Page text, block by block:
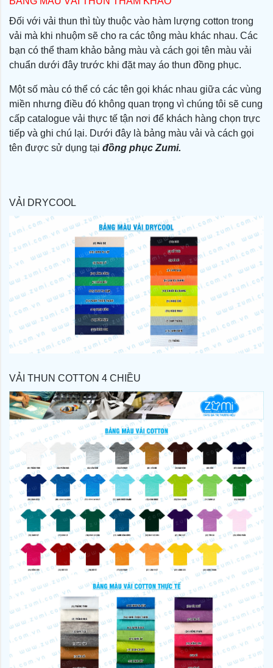
Đối với vải thun thì tùy thuộc vào hàm lượng cotton trong
vải mà khi nhuộm sẽ cho ra các tông màu khác nhau. Các
bạn có thể tham khảo bảng màu và cách gọi tên màu vải
chuẩn dưới đây trước khi đặt may áo thun đồng phục.
Một số màu có thể có các tên gọi khác nhau giữa các vùng
miền nhưng điều đó không quan trọng vì chúng tôi sẽ cung
cấp catalogue vải thực tế tận nơi để khách hàng chọn trực
tiếp và ghi chú lại. Dưới đây là bảng màu vải và cách gọi
tên được sử dụng tại đồng phục Zumi.
VẢI DRYCOOL
VẢI THUN COTTON 4 CHIỀU